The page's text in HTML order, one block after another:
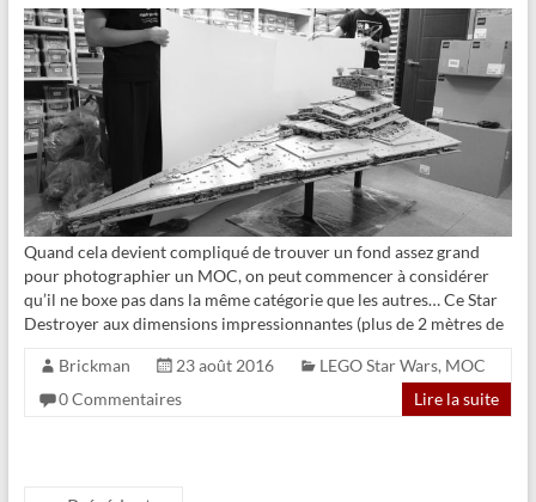
Quand cela devient compliqué de trouver un fond assez grand
pour photographier un MOC, on peut commencer à considérer
qu’il ne boxe pas dans la même catégorie que les autres… Ce Star
Destroyer aux dimensions impressionnantes (plus de 2 mètres de
Brickman 23 août 2016 LEGO Star Wars, MOC
0 Commentaires
Lire la suite